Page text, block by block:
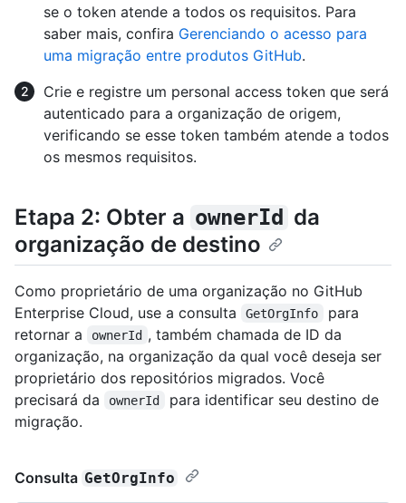
se o token atende a todos os requisitos. Para
saber mais, confira Gerenciando o acesso para
uma migração entre produtos GitHub.
Crie e registre um personal access token que será
autenticado para a organização de origem,
verificando se esse token também atende a todos
os mesmos requisitos.
Etapa 2: Obter a ownerId da
organização de destino
Como proprietário de uma organização no GitHub
Enterprise Cloud, use a consulta
GetOrgInfo
para
retornar a
ownerId , também chamada de ID da
organização, na organização da qual você deseja ser
proprietário dos repositórios migrados. Você
precisará da
ownerId
para identificar seu destino de
migração.
Consulta GetOrgInfo